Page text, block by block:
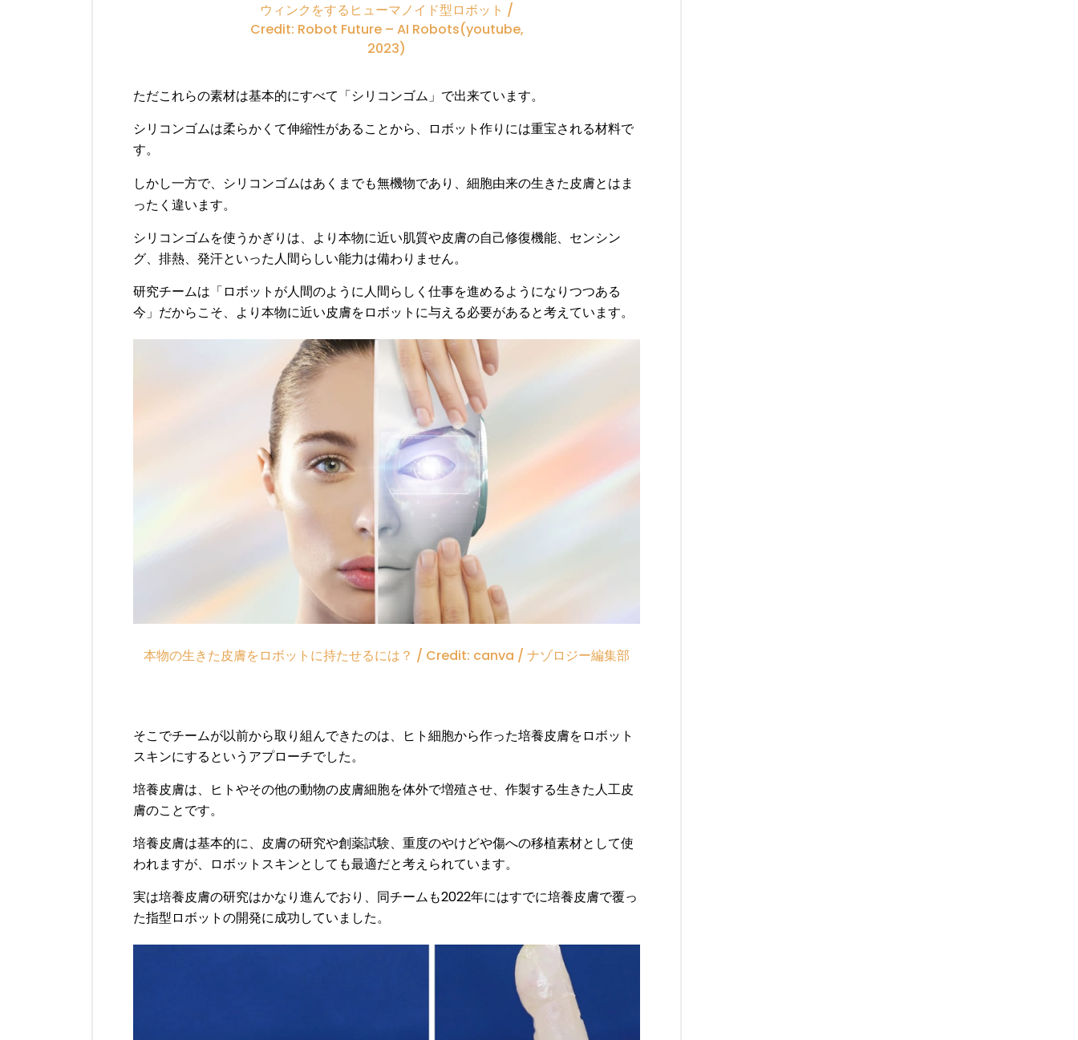
ウィンクをするヒューマノイド型ロボット /
Credit: Robot Future – AI Robots(youtube,
2023)
ただこれらの素材は基本的にすべて「シリコンゴム」で出来ています。
シリコンゴムは柔らかくて伸縮性があることから、ロボット作りには重宝される材料で
す。
しかし一方で、シリコンゴムはあくまでも無機物であり、 細胞由来の生きた皮膚とはま
ったく違います。
シリコンゴムを使うかぎりは、より本物に近い肌質や皮膚の自己修復機能、センシン
グ、排熱、発汗といった人間らしい能力は備わりません。
研究チームは「ロボットが人間のように人間らしく仕事を進めるようになりつつある
今」だからこそ、より本物に近い皮膚をロボットに与える必要があると考えています。
本物の生きた皮膚をロボットに持たせるには？ / Credit: canva / ナゾロジー編集部
そこでチームが以前から取り組んできたのは、ヒト細胞から作った培養皮膚をロボット
スキンにするというアプローチでした。
培養皮膚は、ヒトやその他の動物の皮膚細胞を体外で増殖させ、作製する生きた人工皮
膚のことです。
培養皮膚は基本的に、皮膚の研究や創薬試験、重度のやけどや傷への移植素材として使
われますが、ロボットスキンとしても最適だと考えられています。
実は培養皮膚の研究はかなり進んでおり、同チームも2022年にはすでに培養皮膚で覆っ
た指型ロボットの開発に成功していました。